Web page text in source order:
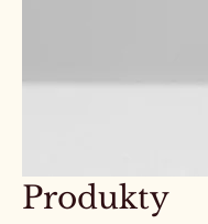
Produkty